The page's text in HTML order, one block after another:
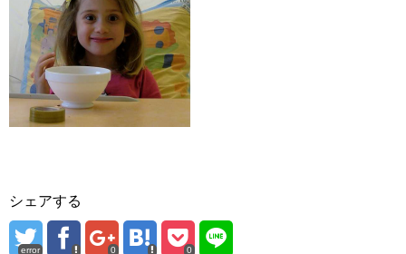
シェアする
error 0 0